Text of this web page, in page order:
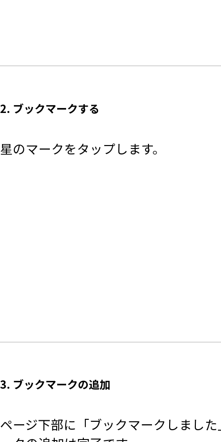
2. ブックマークする
星のマークをタップします。
3. ブックマークの追加
ページ下部に「ブックマークしまし